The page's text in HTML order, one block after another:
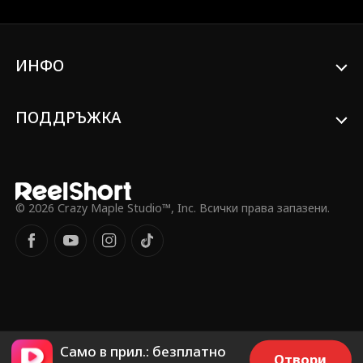
Той спасява три жени, които стават
ИНФО
ПОДДРЪЖКА
© 2026 Crazy Maple Studio™, Inc. Всички права запазени.
Само в прил.: безплатно
Отвори